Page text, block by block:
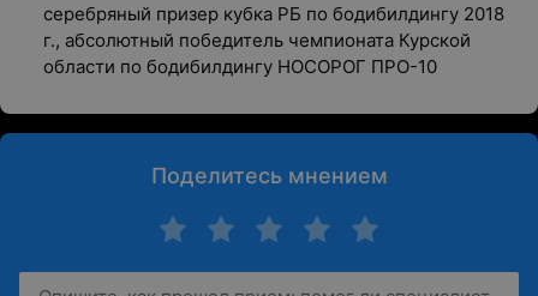
серебряный призер кубка РБ по бодибилдингу 2018
г., абсолютный победитель чемпионата Курской
области по бодибилдингу НОСОРОГ ПРО-10
Поделитесь мнением